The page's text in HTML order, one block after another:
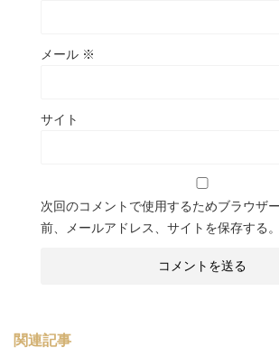
メール ※
サイト
次回のコメントで使用するためブラウザ
前、メールアドレス、サイトを保存する。
関連記事